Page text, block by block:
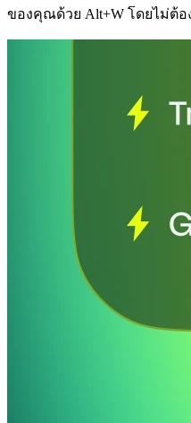
ของคุณด้วย Alt+W โดยไม่ต้อ